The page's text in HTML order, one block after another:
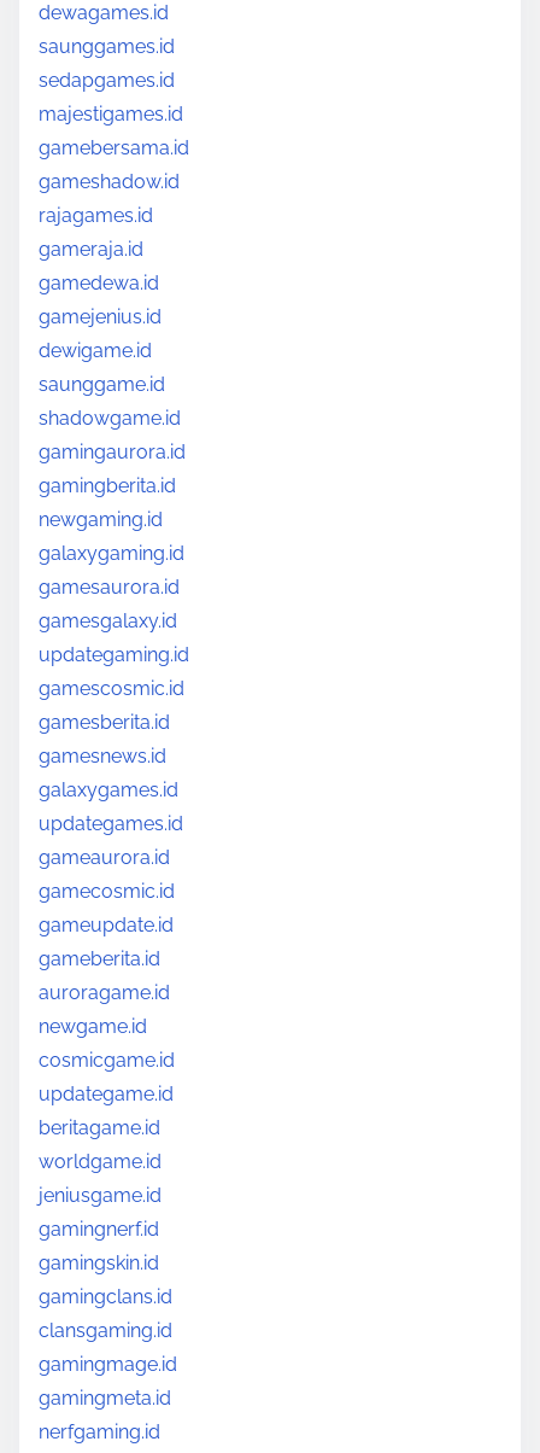
dewagames.id
saunggames.id
sedapgames.id
majestigames.id
gamebersama.id
gameshadow.id
rajagames.id
gameraja.id
gamedewa.id
gamejenius.id
dewigame.id
saunggame.id
shadowgame.id
gamingaurora.id
gamingberita.id
newgaming.id
galaxygaming.id
gamesaurora.id
gamesgalaxy.id
updategaming.id
gamescosmic.id
gamesberita.id
gamesnews.id
galaxygames.id
updategames.id
gameaurora.id
gamecosmic.id
gameupdate.id
gameberita.id
auroragame.id
newgame.id
cosmicgame.id
updategame.id
beritagame.id
worldgame.id
jeniusgame.id
gamingnerf.id
gamingskin.id
gamingclans.id
clansgaming.id
gamingmage.id
gamingmeta.id
nerfgaming.id